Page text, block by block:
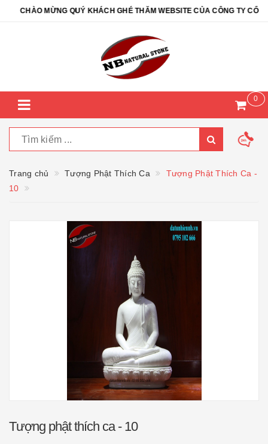
CHÀO MỪNG QUÝ KHÁCH GHÉ THĂM WEBSITE CỦA CÔNG TY CỔ
0
Trang chủ Tượng Phật Thích Ca
Tượng Phật Thích Ca -
10
Tượng phật thích ca - 10